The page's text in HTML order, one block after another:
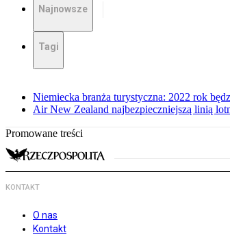
Najnowsze
Tagi
Niemiecka branża turystyczna: 2022 rok
Air New Zealand najbezpieczniejszą linią
Promowane treści
KONTAKT
O nas
Kontakt